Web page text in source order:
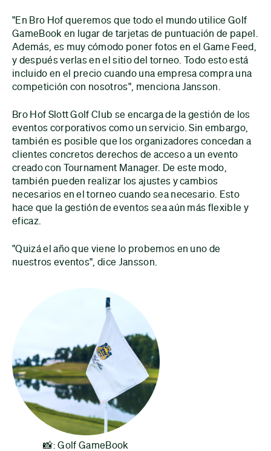
"En Bro Hof queremos que todo el mundo utilice Golf
GameBook en lugar de tarjetas de puntuación de papel.
Además, es muy cómodo poner fotos en el Game Feed,
y después verlas en el sitio del torneo. Todo esto está
incluido en el precio cuando una empresa compra una
competición con nosotros", menciona Jansson.
Bro Hof Slott Golf Club se encarga de la gestión de los
eventos corporativos como un servicio. Sin embargo,
también es posible que los organizadores concedan a
clientes concretos derechos de acceso a un evento
creado con Tournament Manager. De este modo,
también pueden realizar los ajustes y cambios
necesarios en el torneo cuando sea necesario. Esto
hace que la gestión de eventos sea aún más flexible y
eficaz.
"Quizá el año que viene lo probemos en uno de
nuestros eventos", dice Jansson.
📸: Golf GameBook